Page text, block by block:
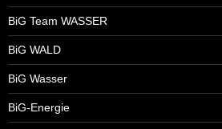
BiG Team WASSER
BiG WALD
BiG Wasser
BiG-Energie